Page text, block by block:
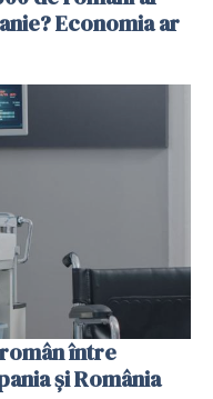
Economia ar
între
și România